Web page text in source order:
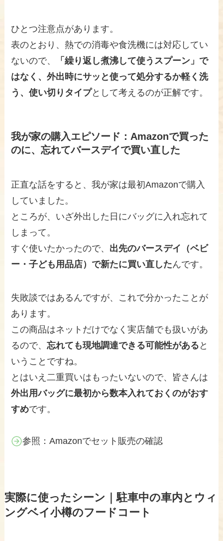
ひとつ注意点があります。
表のとおり、熱での消毒や食洗機には対応してい
ないので、
「繰り返し煮沸して使うスプーン」で
はなく、外出時にサッと使って処分するか軽く洗
う、使い切りタイプとして考えるのが正解です。
我が家の購入エピソード：Amazonで買った
のに、忘れてバースデイで買い直した
正直な話をすると、我が家は最初Amazonで購入
していました。
ところが、いざ外出した日にバッグに入れ忘れて
しまって。
すぐ使いたかったので、 出先のバースデイ（ベビ
ー・子ども用品店）で新たに買い直したんです。
失敗談ではあるんですが、これで分かったことが
あります。
この商品はネットだけでなく実店舗でも扱いがあ
るので、忘れても現地調達できる可能性がある と
いうことですね。
とはいえ二重買いはもったいないので、皆さんは
外出用バッグに最初から数本入れておくのがおす
すめです。
参照：Amazonでセット販売の確認
実際に使ったシーン｜駐車中の車内とウィ
ングベイ小樽のフードコート